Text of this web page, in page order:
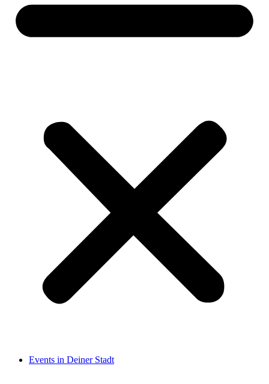
Events in Deiner Stadt